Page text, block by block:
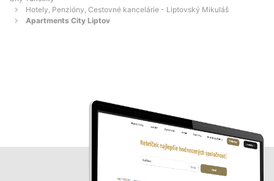
Hotely, Penzióny, Cestovné kancelárie - Liptovský Mikuláš
Apartments City Liptov